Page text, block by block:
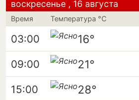
воскресенье , 16 августа
Время Температура °C
03:00 16°
09:00 21°
15:00 28°